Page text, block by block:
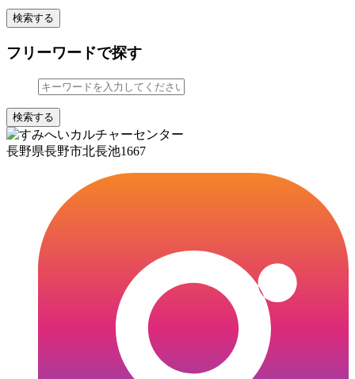
検索する
フリーワードで探す
検索する
長野県長野市北長池1667